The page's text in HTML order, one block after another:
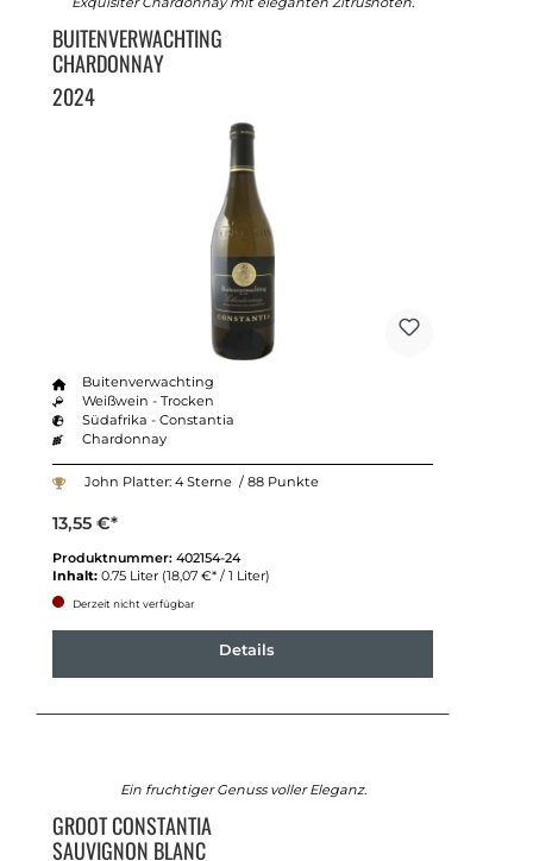
BUITENVERWACHTING
CHARDONNAY
2024
Buitenverwachting
Weißwein - Trocken
Südafrika - Constantia
Chardonnay
John Platter: 4 Sterne / 88 Punkte
13,55 €*
Produktnummer: 402154-24
Inhalt: 0.75 Liter (18,07 €* / 1 Liter)
Derzeit nicht verfügbar
Details
Ein fruchtiger Genuss voller Eleganz.
GROOT CONSTANTIA
SAUVIGNON BLANC